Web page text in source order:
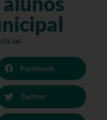
Facebook
Twitter